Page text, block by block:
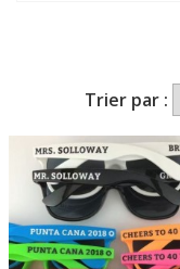
Trier par :